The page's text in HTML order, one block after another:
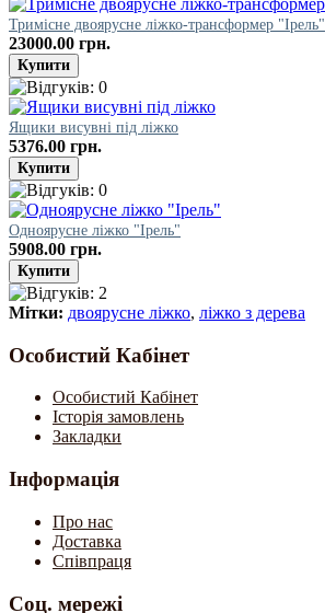
Тримісне двоярусне ліжко-трансформер "Ірель"
23000.00 грн.
Ящики висувні під ліжко
5376.00 грн.
Одноярусне ліжко "Ірель"
5908.00 грн.
Мітки: двоярусне ліжко, ліжко з дерева
Особистий Кабінет
Особистий Кабінет
Історія замовлень
Закладки
Інформація
Про нас
Доставка
Співпраця
Соц. мережі